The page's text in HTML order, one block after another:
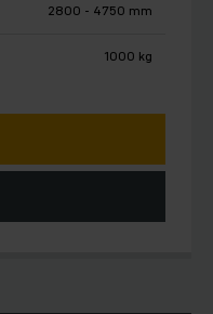
2800 - 4750 mm
1000 kg